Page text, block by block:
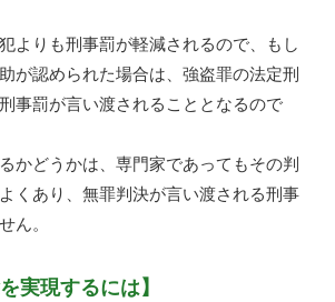
よりも刑事罰が軽減されるので、もし
が認められた場合は、強盗罪の法定刑
事罰が言い渡されることとなるので
かどうかは、専門家であってもその判
くあり、無罪判決が言い渡される刑事
ん。
実現するには】